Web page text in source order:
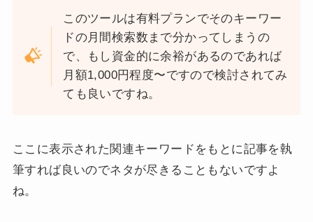
このツールは有料プランでそのキーワー
ドの月間検索数まで分かってしまうの
で、もし資金的に余裕があるのであれば
月額1,000円程度〜ですので検討されてみ
ても良いですね。
ここに表示された関連キーワードをもとに記事を執
筆すれば良いのでネタが尽きることもないですよ
ね。